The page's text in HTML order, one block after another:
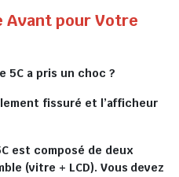
Avant pour Votre
5C a pris un choc ?
fissuré et l’afficheur
est composé de deux
(vitre + LCD). Vous devez